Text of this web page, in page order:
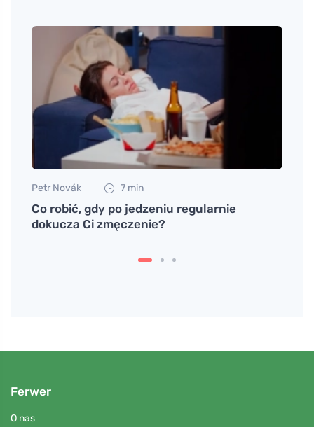
Petr Novák 7 min
Co robić, gdy po jedzeniu regularnie
dokucza Ci zmęczenie?
Ferwer
O nas